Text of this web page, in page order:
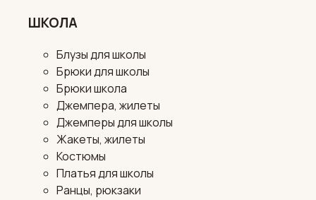
ШКОЛА
Блузы для школы
Брюки для школы
Брюки школа
Джемпера, жилеты
Джемперы для школы
Жакеты, жилеты
Костюмы
Платья для школы
Ранцы, рюкзаки